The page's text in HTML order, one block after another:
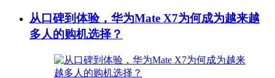
从口碑到体验，华为Mate X7为何成为越来越
多人的购机选择？